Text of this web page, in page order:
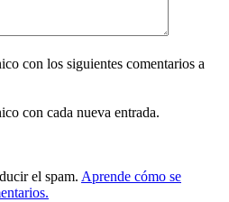
con los siguientes comentarios a
con cada nueva entrada.
el spam. Aprende cómo se